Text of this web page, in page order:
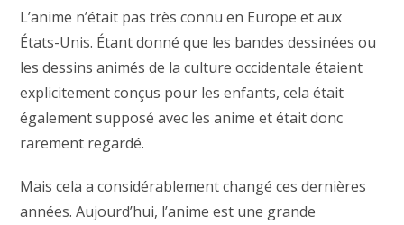
L’anime n’était pas très connu en Europe et aux
États-Unis. Étant donné que les bandes dessinées ou
les dessins animés de la culture occidentale étaient
explicitement conçus pour les enfants, cela était
également supposé avec les anime et était donc
rarement regardé.
Mais cela a considérablement changé ces dernières
années. Aujourd’hui, l’anime est une grande